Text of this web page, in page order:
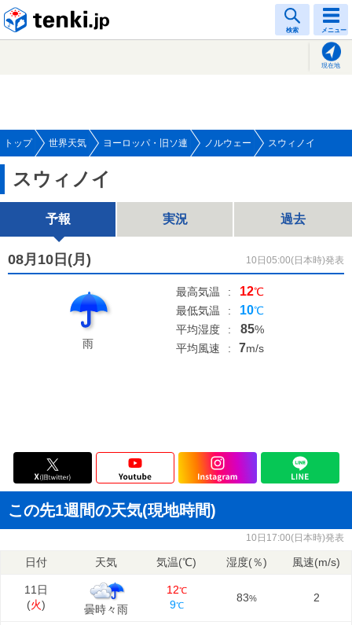
検索 メニュー
現在地
トップ 世界天気 ヨーロッパ・旧ソ連 ノルウェー スウィノイ
スウィノイ
予報 実況 過去
08月10日(月 ) 10日05:00(日本時)発表
雨
最高気温 : 12℃
最低気温
: 10℃
平均湿度
: 85%
平均風速
: 7m/s
この先1週間の天気(現地時間)
10日17:00(日本時)発表
日付 天気 気温(℃) 湿度(％) 風速(m/s)
11日
(火) 曇時々雨
12℃
9℃
83% 2